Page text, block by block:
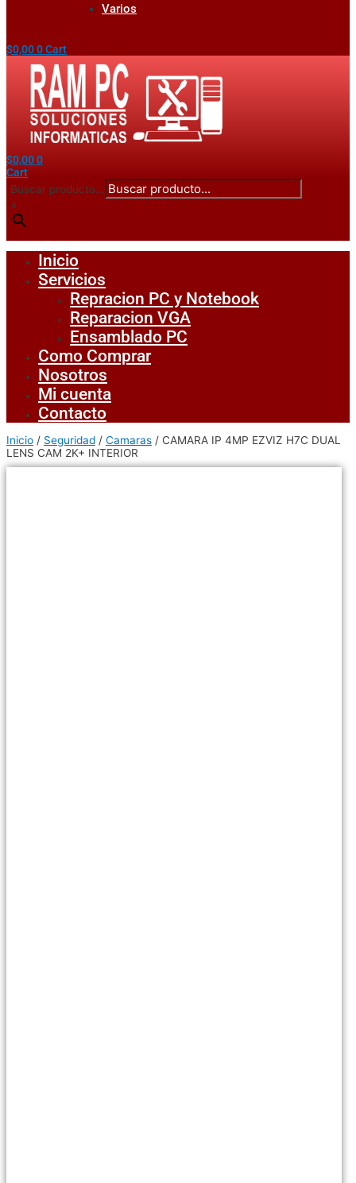
Varios
$0,000Cart
$0,000
Cart
Buscar producto...
×
Inicio
Servicios
Repracion PC y Notebook
Reparacion VGA
Ensamblado PC
Como Comprar
Nosotros
Mi cuenta
Contacto
Inicio / Seguridad / Camaras / CAMARA IP 4MP EZVIZ H7C DUAL
LENS CAM 2K+ INTERIOR